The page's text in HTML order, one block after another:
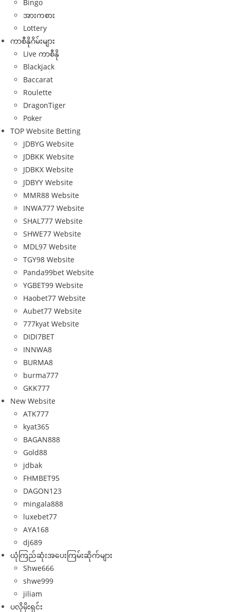
Bingo
အားကစား
Lottery
ကာစီနိုဂိမ်းများ
Live ကာစီနို
Blackjack
Baccarat
Roulette
DragonTiger
Poker
TOP Website Betting
JDBYG Website
JDBKK Website
JDBKX Website
JDBYY Website
MMR88 Website
INWA777 Website
SHAL777 Website
SHWE77 Website
MDL97 Website
TGY98 Website
Panda99bet Website
YGBET99 Website
Haobet77 Website
Aubet77 Website
777kyat Website
DIDI7BET
INNWA8
BURMA8
burma777
GKK777
New Website
ATK777
kyat365
BAGAN888
Gold88
jdbak
FHMBET95
DAGON123
mingala888
luxebet77
AYA168
dj689
ယုံကြည်ဆုံးအပေးကြမ်းဆိုက်များ
Shwe666
shwe999
jiliam
ပလိုမိုးရှင်း